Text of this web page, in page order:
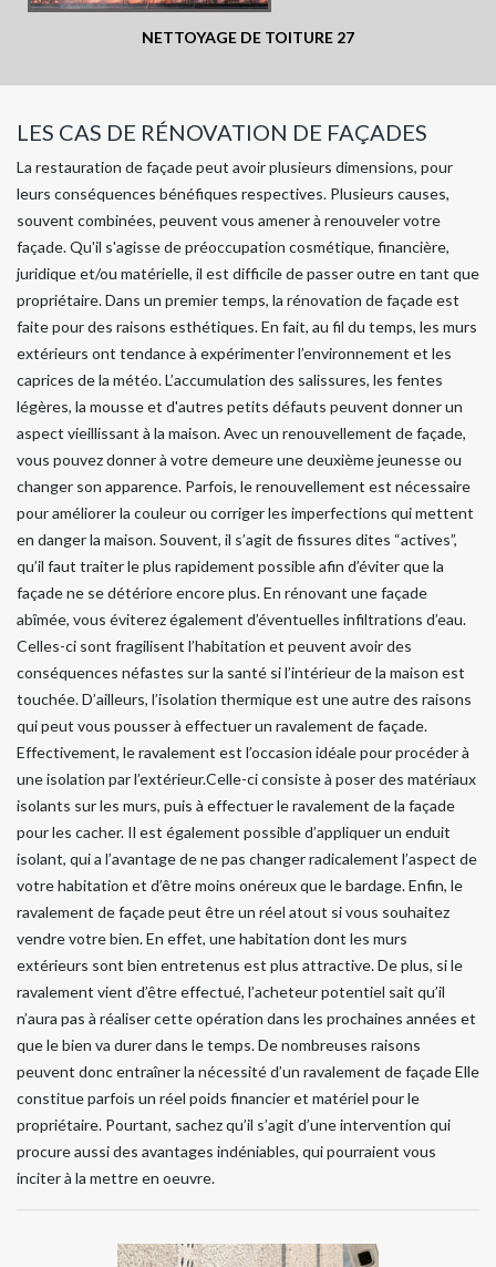
NETTOYAGE DE TOITURE 27
LES CAS DE RÉNOVATION DE FAÇADES
La restauration de façade peut avoir plusieurs dimensions, pour
leurs conséquences bénéfiques respectives. Plusieurs causes,
souvent combinées, peuvent vous amener à renouveler votre
façade. Qu'il s'agisse de préoccupation cosmétique, financière,
juridique et/ou matérielle, il est difficile de passer outre en tant que
propriétaire. Dans un premier temps, la rénovation de façade est
faite pour des raisons esthétiques. En fait, au fil du temps, les murs
extérieurs ont tendance à expérimenter l’environnement et les
caprices de la météo. L’accumulation des salissures, les fentes
légères, la mousse et d'autres petits défauts peuvent donner un
aspect vieillissant à la maison. Avec un renouvellement de façade,
vous pouvez donner à votre demeure une deuxième jeunesse ou
changer son apparence. Parfois, le renouvellement est nécessaire
pour améliorer la couleur ou corriger les imperfections qui mettent
en danger la maison. Souvent, il s’agit de fissures dites “actives”,
qu’il faut traiter le plus rapidement possible afin d’éviter que la
façade ne se détériore encore plus. En rénovant une façade
abîmée, vous éviterez également d’éventuelles infiltrations d’eau.
Celles-ci sont fragilisent l’habitation et peuvent avoir des
conséquences néfastes sur la santé si l’intérieur de la maison est
touchée. D’ailleurs, l’isolation thermique est une autre des raisons
qui peut vous pousser à effectuer un ravalement de façade.
Effectivement, le ravalement est l’occasion idéale pour procéder à
une isolation par l’extérieur.Celle-ci consiste à poser des matériaux
isolants sur les murs, puis à effectuer le ravalement de la façade
pour les cacher. Il est également possible d’appliquer un enduit
isolant, qui a l’avantage de ne pas changer radicalement l’aspect de
votre habitation et d’être moins onéreux que le bardage. Enfin, le
ravalement de façade peut être un réel atout si vous souhaitez
vendre votre bien. En effet, une habitation dont les murs
extérieurs sont bien entretenus est plus attractive. De plus, si le
ravalement vient d’être effectué, l’acheteur potentiel sait qu’il
n’aura pas à réaliser cette opération dans les prochaines années et
que le bien va durer dans le temps. De nombreuses raisons
peuvent donc entraîner la nécessité d’un ravalement de façade Elle
constitue parfois un réel poids financier et matériel pour le
propriétaire. Pourtant, sachez qu’il s’agit d’une intervention qui
procure aussi des avantages indéniables, qui pourraient vous
inciter à la mettre en oeuvre.